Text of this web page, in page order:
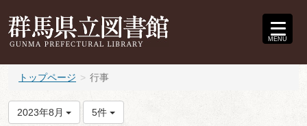
MENU
トップページ 行事
2023年8月 5件